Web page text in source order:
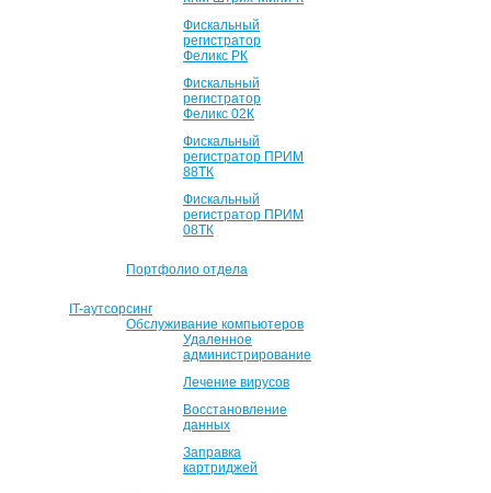
Фискальный
регистратор
Феликс РК
Фискальный
регистратор
Феликс 02К
Фискальный
регистратор ПРИМ
88ТК
Фискальный
регистратор ПРИМ
08ТК
Портфолио отдела
IT-аутсорсинг
Обслуживание компьютеров
Удаленное
администрирование
Лечение вирусов
Восстановление
данных
Заправка
картриджей